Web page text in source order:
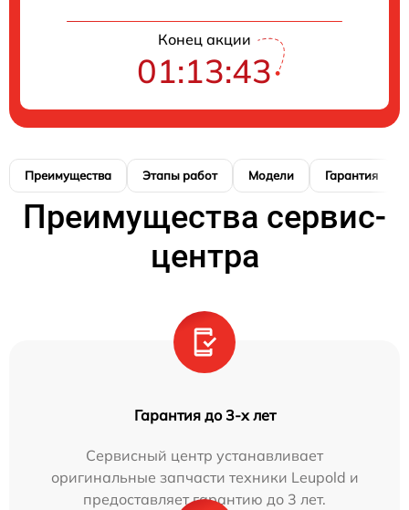
Конец акции
01:13:42
Преимущества Этапы работ Модели Гарантия
Преимущества сервис-
центра
Гарантия до 3-х лет
Сервисный центр устанавливает
оригинальные запчасти техники Leupold и
предоставляет гарантию до 3 лет.